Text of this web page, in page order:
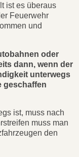
ist es überaus
Feuerwehr
und
oder
dann, wenn der
unterwegs
geschaffen
ist, muss nach
muss man
den